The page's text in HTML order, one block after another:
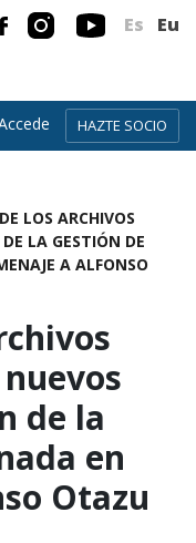
Es Eu
HAZTE SOCIO
LOS ARCHIVOS
LA GESTIÓN DE
A ALFONSO
de la
en
Otazu